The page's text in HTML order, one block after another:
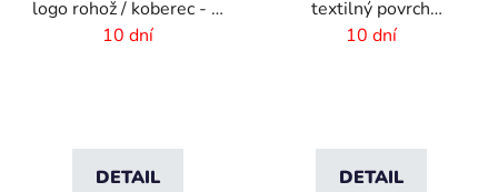
logo rohož / koberec - 8
mm vlas
10 dní
DETAIL
textilný povrch
-115x180 cm
10 dní
DETAIL